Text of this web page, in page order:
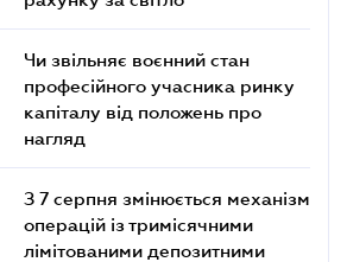
Чи звільняє воєнний стан
професійного учасника ринку
капіталу від положень про
нагляд
З 7 серпня змінюється механізм
операцій із тримісячними
лімітованими депозитними